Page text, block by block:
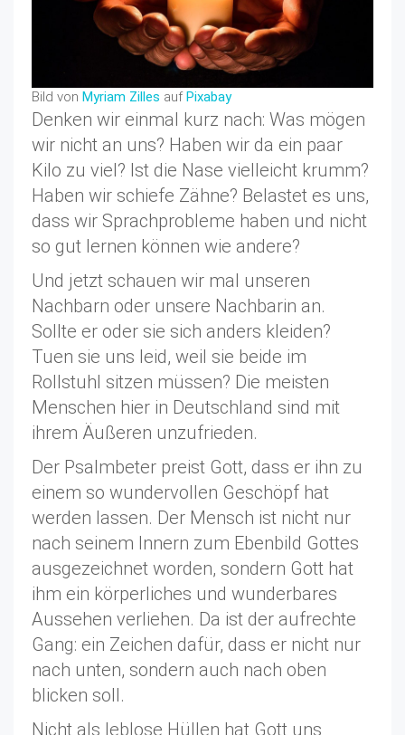
Bild von Myriam Zilles aufPixabay
Denken wir einmal kurz nach: Was mögen
wir nicht an uns? Haben wir da ein paar
Kilo zu viel? Ist die Nase vielleicht krumm?
Haben wir schiefe Zähne? Belastet es uns,
dass wir Sprachprobleme haben und nicht
so gut lernen können wie andere?
Und jetzt schauen wir mal unseren
Nachbarn oder unsere Nachbarin an.
Sollte er oder sie sich anders kleiden?
Tuen sie uns leid, weil sie beide im
Rollstuhl sitzen müssen? Die meisten
Menschen hier in Deutschland sind mit
ihrem Äußeren unzufrieden.
Der Psalmbeter preist Gott, dass er ihn zu
einem so wundervollen Geschöpf hat
werden lassen. Der Mensch ist nicht nur
nach seinem Innern zum Ebenbild Gottes
ausgezeichnet worden, sondern Gott hat
ihm ein körperliches und wunderbares
Aussehen verliehen. Da ist der aufrechte
Gang: ein Zeichen dafür, dass er nicht nur
nach unten, sondern auch nach oben
blicken soll.
Nicht als leblose Hüllen hat Gott uns